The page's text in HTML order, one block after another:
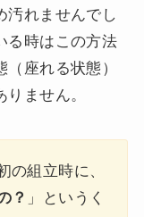
汚れませんでし
る時はこの方法
座れる状態）
ません。
の組立時に、
？ 」というく